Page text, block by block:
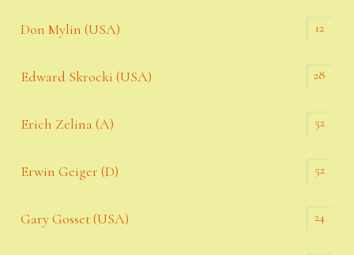
Don Mylin (USA) 12
Edward Skrocki (USA) 28
Erich Zelina (A) 52
Erwin Geiger (D) 52
Gary Gosset (USA) 24